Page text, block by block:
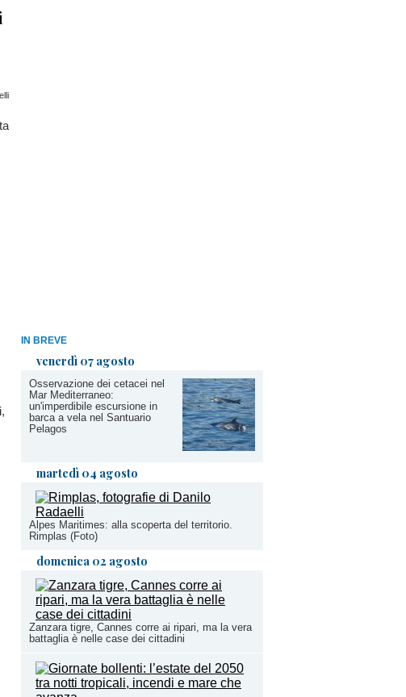
IN BREVE
venerdì 07 agosto
Osservazione dei cetacei nel
Mar Mediterraneo:
un'imperdibile escursione in
barca a vela nel Santuario
Pelagos
martedì 04 agosto
Alpes Maritimes: alla scoperta del territorio.
Rimplas (Foto)
domenica 02 agosto
Zanzara tigre, Cannes corre ai ripari, ma la vera
battaglia è nelle case dei cittadini